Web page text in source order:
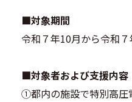
■対象期間
令和７年10月から令和
■対象者および支援内容
①都内の施設で特別高圧